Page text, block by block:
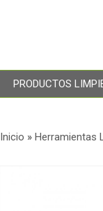
PRODUCTOS
Inicio » Herramientas